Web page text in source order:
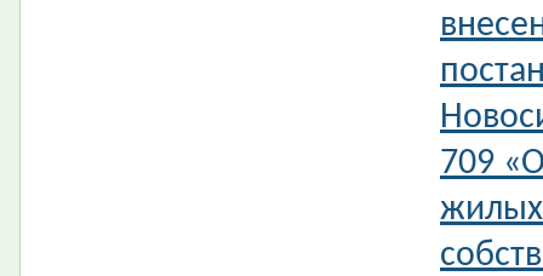
709